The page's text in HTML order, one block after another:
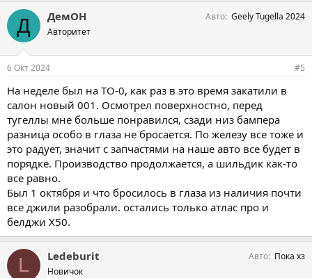
Д ДемОН
Авторитет
Авто Geely Tugella 2024
6 Окт 2024 #5
На неделе был на ТО-0, как раз в это время закатили в
салон новый 001. Осмотрел поверхностно, перед
тугеллы мне больше понравился, сзади низ бампера
разница особо в глаза не бросается. По железу все тоже и
это радует, значит с запчастями на наше авто все будет в
порядке. Производство продолжается, а шильдик как-то
все равно.
Был 1 октября и что бросилось в глаза из наличия почти
все джили разобрали. остались только атлас про и
белджи Х50.
L Ledeburit
Новичок
Авто Пока хз